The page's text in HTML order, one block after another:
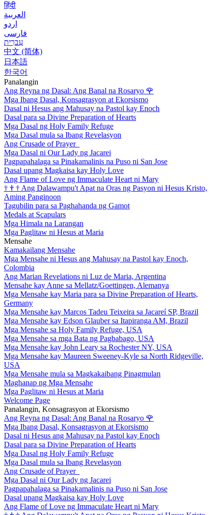
हिंदी
العربية
اردو
فارسی
עִברִית
中文 (简体)
日本語
한국어
Panalangin
Ang Reyna ng Dasal: Ang Banal na Rosaryo 🌹
Mga Ibang Dasal, Konsagrasyon at Ekorsismo
Dasal ni Hesus ang Mahusay na Pastol kay Enoch
Dasal para sa Divine Preparation of Hearts
Mga Dasal ng Holy Family Refuge
Mga Dasal mula sa Ibang Revelasyon
Ang Crusade of Prayer
Mga Dasal ni Our Lady ng Jacarei
Pagpapahalaga sa Pinakamalinis na Puso ni San Jose
Dasal upang Magkaisa kay Holy Love
Ang Flame of Love ng Immaculate Heart ni Mary
† † † Ang Dalawampu't Apat na Oras ng Pasyon ni Hesus Kristo,
Aming Panginoon
Tagubilin para sa Paghahanda ng Gamot
Medals at Scapulars
Mga Himala na Larangan
Mga Paglitaw ni Hesus at Maria
Mensahe
Kamakailang Mensahe
Mga Mensahe ni Hesus ang Mahusay na Pastol kay Enoch,
Colombia
Ang Marian Revelations ni Luz de Maria, Argentina
Mensahe kay Anne sa Mellatz/Goettingen, Alemanya
Mga Mensahe kay Maria para sa Divine Preparation of Hearts,
Germany
Mga Mensahe kay Marcos Tadeu Teixeira sa Jacareí SP, Brazil
Mga Mensahe kay Edson Glauber sa Itapiranga AM, Brazil
Mga Mensahe sa Holy Family Refuge, USA
Mga Mensahe sa mga Bata ng Pagbabago, USA
Mga Mensahe kay John Leary sa Rochester NY, USA
Mga Mensahe kay Maureen Sweeney-Kyle sa North Ridgeville,
USA
Mga Mensahe mula sa Magkakaibang Pinagmulan
Maghanap ng Mga Mensahe
Mga Paglitaw ni Hesus at Maria
Welcome Page
Panalangin, Konsagrasyon at Ekorsismo
Ang Reyna ng Dasal: Ang Banal na Rosaryo 🌹
Mga Ibang Dasal, Konsagrasyon at Ekorsismo
Dasal ni Hesus ang Mahusay na Pastol kay Enoch
Dasal para sa Divine Preparation of Hearts
Mga Dasal ng Holy Family Refuge
Mga Dasal mula sa Ibang Revelasyon
Ang Crusade of Prayer
Mga Dasal ni Our Lady ng Jacarei
Pagpapahalaga sa Pinakamalinis na Puso ni San Jose
Dasal upang Magkaisa kay Holy Love
Ang Flame of Love ng Immaculate Heart ni Mary